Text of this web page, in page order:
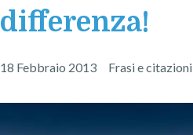
differenza!
18 Febbraio 2013 Frasi e citazioni